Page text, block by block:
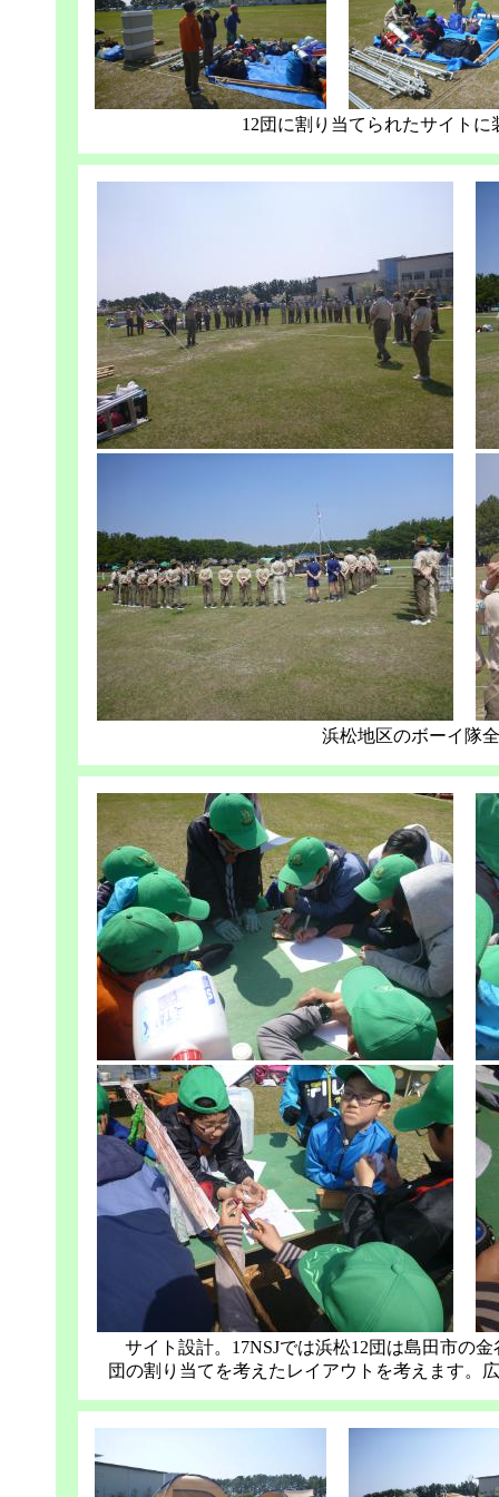
12団に割り当てられたサイト
浜松地区のボーイ隊
サイト設計。17NSJでは浜松12団は島田市の
団の割り当てを考えたレイアウトを考えます。